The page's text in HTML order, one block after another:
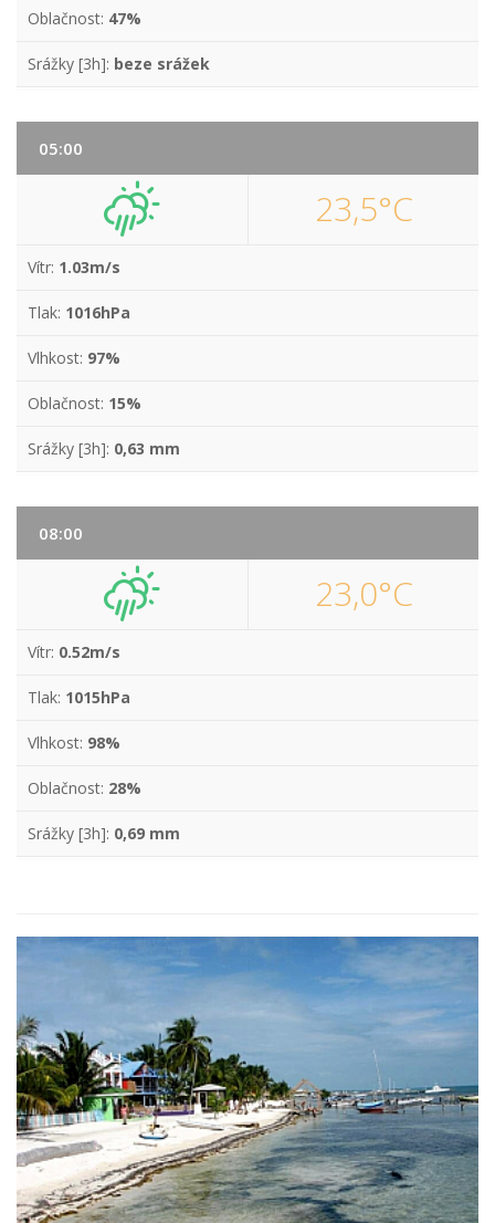
Oblačnost: 47%
Srážky [3h]: beze srážek
05:00
23,5°C
Vítr: 1.03m/s
Tlak: 1016hPa
Vlhkost: 97%
Oblačnost: 15%
Srážky [3h]: 0,63 mm
08:00
23,0°C
Vítr: 0.52m/s
Tlak: 1015hPa
Vlhkost: 98%
Oblačnost: 28%
Srážky [3h]: 0,69 mm